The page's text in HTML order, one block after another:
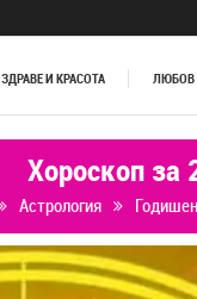
ЗДРАВЕ И КРАСОТА ЛЮБОВ
Хороскоп за
Астрология